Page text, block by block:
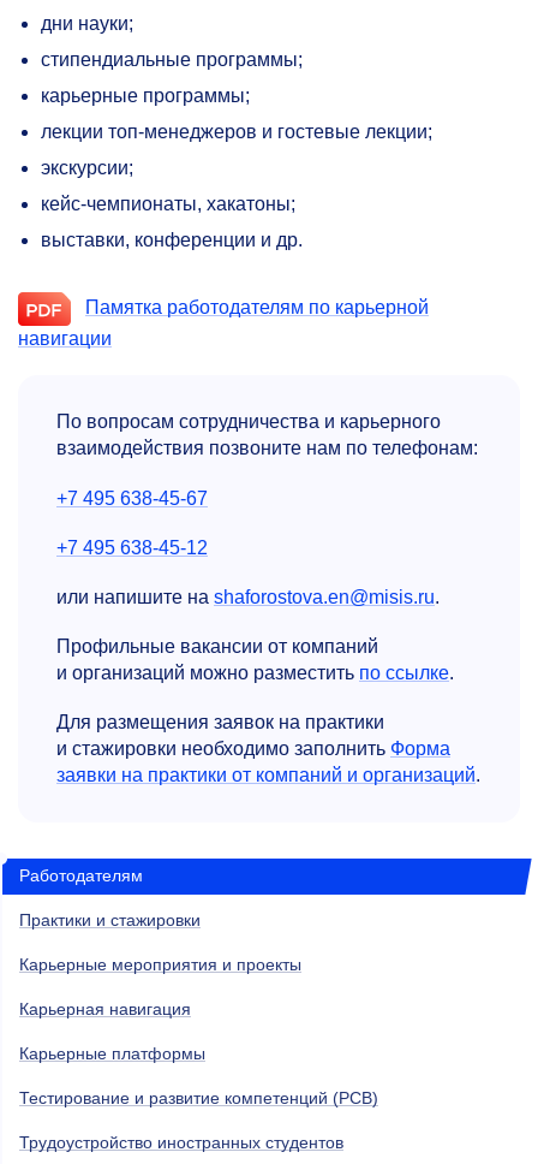
дни науки;
стипендиальные программы;
карьерные программы;
лекции топ-менеджеров и гостевые лекции;
экскурсии;
кейс-чемпионаты, хакатоны;
выставки, конференции и др.
Памятка работодателям по карьерной
навигации
По вопросам сотрудничества и карьерного
взаимодействия позвоните нам по телефонам:
+7 495 638-45-67
+7 495 638-45-12
или напишите на shaforostova.en@misis.ru.
Профильные вакансии от компаний
и организаций можно разместить по ссылке.
Для размещения заявок на практики
и стажировки необходимо заполнить Форма
заявки на практики от компаний и организаций.
Работодателям
Практики и стажировки
Карьерные мероприятия и проекты
Карьерная навигация
Карьерные платформы
Тестирование и развитие компетенций (РСВ)
Трудоустройство иностранных студентов